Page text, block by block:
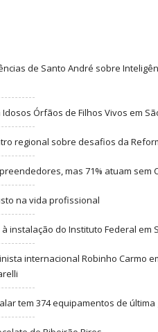
de Santo André sobre
Órfãos de Filhos Vivos em
regional sobre desafios da
mas 71% atuam sem
na vida profissional
instalação do Instituto Federal em
internacional Robinho Carmo
tem 374 equipamentos de última